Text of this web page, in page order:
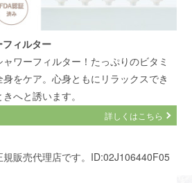
ィルター
ワーフィルター！たっぷりのビタミ
へと誘います。
詳しくはこちら
販売代理店です。ID:02J106440F05